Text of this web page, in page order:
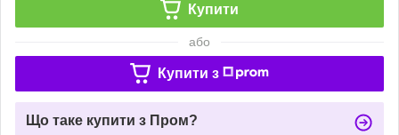
Купити
або
Купити з
Що таке купити з Пром?